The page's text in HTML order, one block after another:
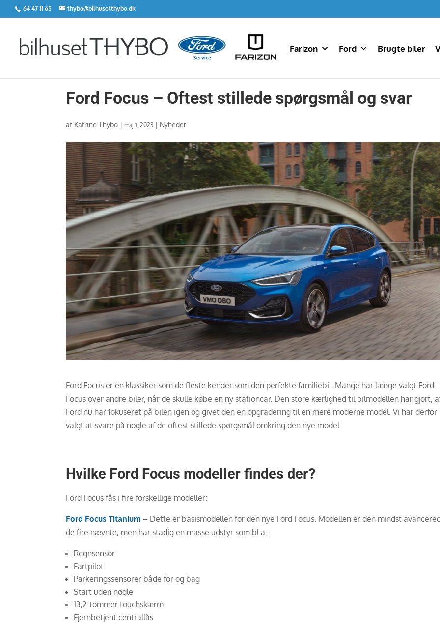
64 47 11 65 thybo@bilhusetthybo.dk
Farizon Ford Brugte biler
Ford Focus – Oftest stillede spørgsmål og svar
af Katrine Thybo |maj 1, 2023 | Nyheder
Ford Focus er en klassiker som de fleste kender som den perfekte familiebil. Mange har længe valgt Ford
Focus over andre biler, når de skulle købe en ny stationcar. Den store kærlighed til bilmodellen har gjort,
Ford nu har fokuseret på bilen igen og givet den en opgradering til en mere moderne model. Vi har derfor
valgt at svare på nogle af de oftest stillede spørgsmål omkring den nye model.
Hvilke Ford Focus modeller findes der?
Ford Focus fås i fire forskellige modeller:
Ford Focus Titanium – Dette er basismodellen for den nye Ford Focus. Modellen er den mindst
de fire nævnte, men har stadig en masse udstyr som bl.a.:
Regnsensor
Fartpilot
Parkeringssensorer både for og bag
Start uden nøgle
13,2-tommer touchskærm
Fjernbetjent centrallås